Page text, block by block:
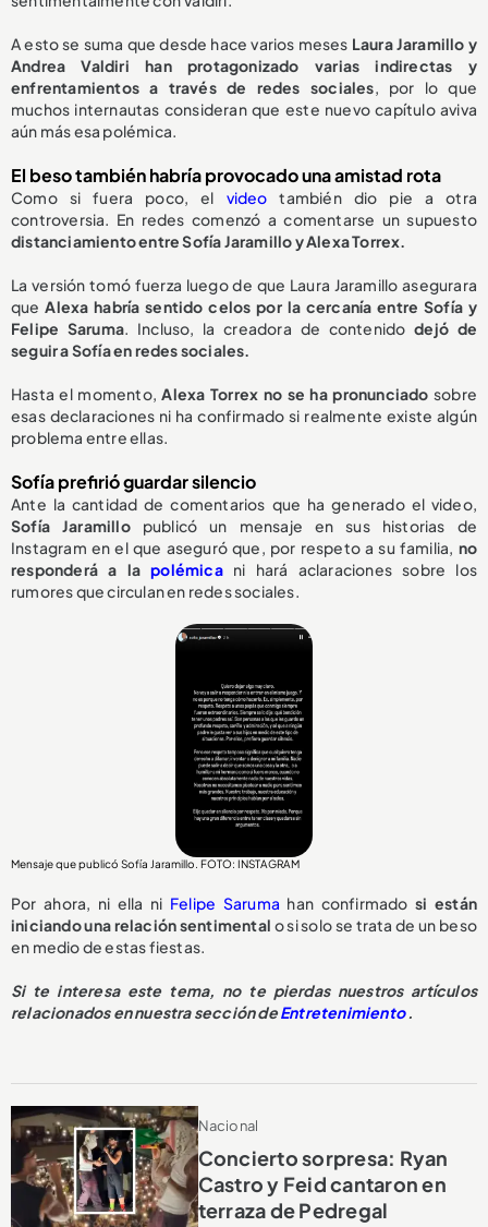
A esto se suma que desde hace varios meses Laura Jaramillo y
Andrea Valdiri han protagonizado varias indirectas y
enfrentamientos a través de redes sociales, por lo que
muchos internautas consideran que este nuevo capítulo aviva
aún más esa polémica.
El beso también habría provocado una amistad rota
Como si fuera poco, el videotambién dio pie a otra
controversia. En redes comenzó a comentarse un supuesto
distanciamiento entre Sofía Jaramillo y Alexa Torrex.
La versión tomó fuerza luego de que Laura Jaramillo asegurara
queAlexa habría sentido celos por la cercanía entre Sofía y
Felipe Saruma. Incluso, la creadora de contenidodejó de
seguir a Sofía en redes sociales.
Hasta el momento,Alexa Torrex no se ha pronunciado sobre
esas declaraciones ni ha confirmado si realmente existe algún
problema entre ellas.
Sofía prefirió guardar silencio
Ante la cantidad de comentarios que ha generado el video,
Sofía Jaramillopublicó un mensaje en sus historias de
Instagram en el que aseguró que, por respeto a su familia, no
responderá a lapolémica ni hará aclaraciones sobre los
rumores que circulan en redes sociales.
Mensaje que publicó Sofía Jaramillo. FOTO: INSTAGRAM
Por ahora, ni ella ni Felipe Saruma han confirmadosi están
iniciando una relación sentimental o si solo se trata de un beso
en medio de estas fiestas.
Si te interesa este tema, no te pierdas nuestros artículos
relacionados en nuestra sección deEntretenimiento.
Nacional
Concierto sorpresa: Ryan
Castro y Feid cantaron en
terraza de Pedregal